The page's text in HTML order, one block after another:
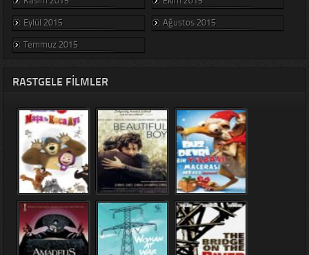
Eylül 2015
Ağustos 2015
Temmuz 2015
RASTGELE FILMLER